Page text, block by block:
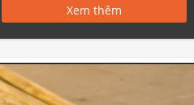
dựng, Nội thất Ống đồng thau lục
giác, Ống tròn Ống lục giác – Ống và
ống bằng đồng […]
Xem thêm